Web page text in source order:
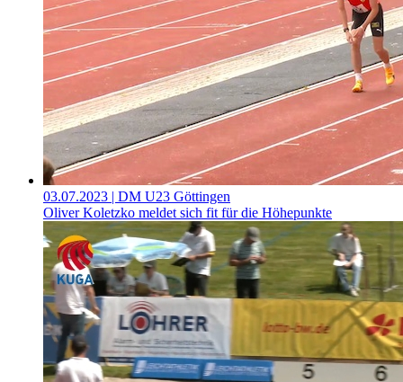
03.07.2023 | DM U23 Göttingen
Oliver Koletzko meldet sich fit für die Höhepunkte